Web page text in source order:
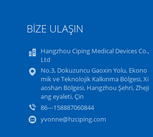
BIZE ULAŞIN
Hangzhou Ciping Medical Devices Co.,
Ltd
No.3, Dokuzuncu Gaoxin Yolu, Ekono
mik ve Teknolojik Kalkınma Bölgesi, Xi
aoshan Bölgesi, Hangzhou Şehri, Zheji
ang eyaleti, Çin
86---158887060844
yvonne@hzciping.com